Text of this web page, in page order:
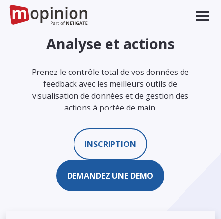
Analyse et actions
Prenez le contrôle total de vos données de
feedback avec les meilleurs outils de
visualisation de données et de gestion des
actions à portée de main.
INSCRIPTION
DEMANDEZ UNE DEMO